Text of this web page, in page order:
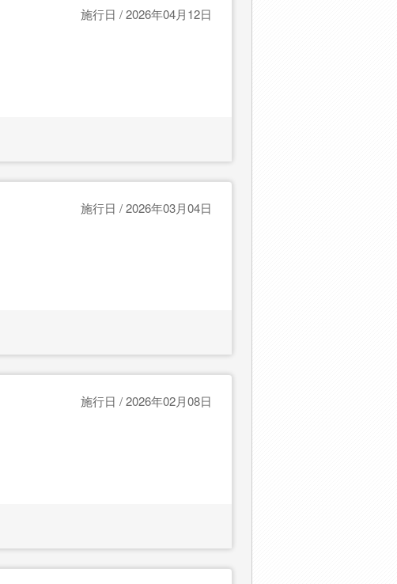
施行日 / 2026年04月12日
施行日 / 2026年03月04日
施行日 / 2026年02月08日